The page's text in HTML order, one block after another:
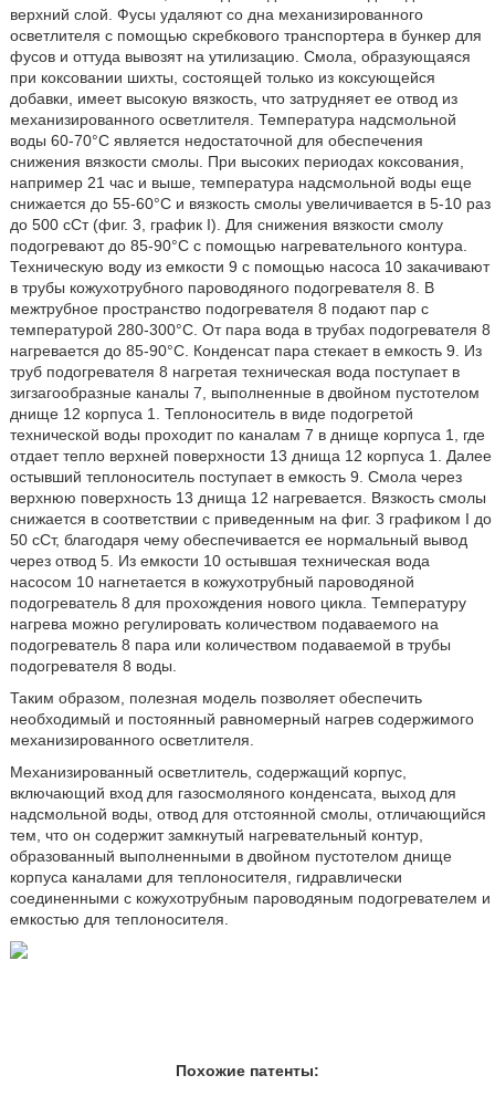
верхний слой. Фусы удаляют со дна механизированного
осветлителя с помощью скребкового транспортера в бункер для
фусов и оттуда вывозят на утилизацию. Смола, образующаяся
при коксовании шихты, состоящей только из коксующейся
добавки, имеет высокую вязкость, что затрудняет ее отвод из
механизированного осветлителя. Температура надсмольной
воды 60-70°C является недостаточной для обеспечения
снижения вязкости смолы. При высоких периодах коксования,
например 21 час и выше, температура надсмольной воды еще
снижается до 55-60°C и вязкость смолы увеличивается в 5-10 раз
до 500 сСт (фиг. 3, график I). Для снижения вязкости смолу
подогревают до 85-90°C с помощью нагревательного контура.
Техническую воду из емкости 9 с помощью насоса 10 закачивают
в трубы кожухотрубного пароводяного подогревателя 8. В
межтрубное пространство подогревателя 8 подают пар с
температурой 280-300°C. От пара вода в трубах подогревателя 8
нагревается до 85-90°C. Конденсат пара стекает в емкость 9. Из
труб подогревателя 8 нагретая техническая вода поступает в
зигзагообразные каналы 7, выполненные в двойном пустотелом
днище 12 корпуса 1. Теплоноситель в виде подогретой
технической воды проходит по каналам 7 в днище корпуса 1, где
отдает тепло верхней поверхности 13 днища 12 корпуса 1. Далее
остывший теплоноситель поступает в емкость 9. Смола через
верхнюю поверхность 13 днища 12 нагревается. Вязкость смолы
снижается в соответствии с приведенным на фиг. 3 графиком I до
50 сСт, благодаря чему обеспечивается ее нормальный вывод
через отвод 5. Из емкости 10 остывшая техническая вода
насосом 10 нагнетается в кожухотрубный пароводяной
подогреватель 8 для прохождения нового цикла. Температуру
нагрева можно регулировать количеством подаваемого на
подогреватель 8 пара или количеством подаваемой в трубы
подогревателя 8 воды.
Таким образом, полезная модель позволяет обеспечить
необходимый и постоянный равномерный нагрев содержимого
механизированного осветлителя.
Механизированный осветлитель, содержащий корпус,
включающий вход для газосмоляного конденсата, выход для
надсмольной воды, отвод для отстоянной смолы, отличающийся
тем, что он содержит замкнутый нагревательный контур,
образованный выполненными в двойном пустотелом днище
корпуса каналами для теплоносителя, гидравлически
соединенными с кожухотрубным пароводяным подогревателем и
емкостью для теплоносителя.
Похожие патенты: